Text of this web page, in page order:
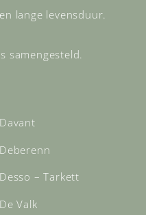
lange levensduur.
samengesteld.
Davant
Deberenn
Desso – Tarkett
De Valk